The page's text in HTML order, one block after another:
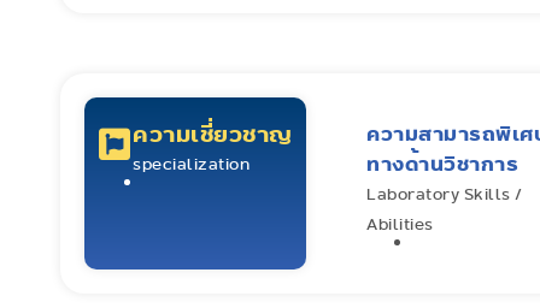
ความเชี่ยวชาญ
specialization
ความสามารถพิเศ
ทางด้านวิชาการ
Laboratory Skills /
Abilities